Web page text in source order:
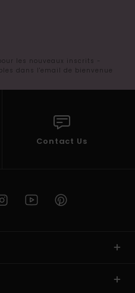
les nouveaux inscrits -
dans l'email de bienvenue
Contact Us